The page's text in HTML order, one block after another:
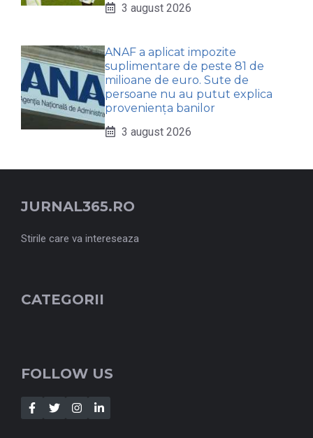
3 august 2026
ANAF a aplicat impozite
suplimentare de peste 81 de
milioane de euro. Sute de
persoane nu au putut explica
proveniența banilor
3 august 2026
JURNAL365.RO
Stirile care va intereseaza
CATEGORII
FOLLOW US